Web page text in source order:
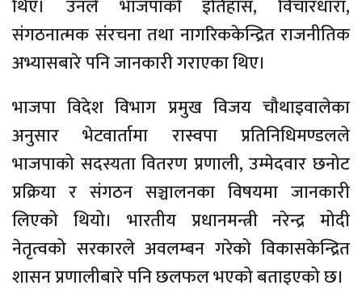
थिए। उनले भाजपाको इतिहास, विचारधारा,
संगठनात्मक संरचना तथा नागरिककेन्द्रित राजनीतिक
अभ्यासबारे पनि जानकारी गराएका थिए।
भाजपा विदेश विभाग प्रमुख विजय चौथाइवालेका
अनुसार भेटवार्तामा रास्वपा प्रतिनिधिमण्डलले
भाजपाको सदस्यता वितरण प्रणाली, उम्मेदवार छनोट
प्रक्रिया र संगठन सञ्चालनका विषयमा जानकारी
लिएको थियो। भारतीय प्रधानमन्त्री नरेन्द्र मोदी
नेतृत्वको सरकारले अवलम्बन गरेको विकासकेन्द्रित
शासन प्रणालीबारे पनि छलफल भएको बताइएको छ।